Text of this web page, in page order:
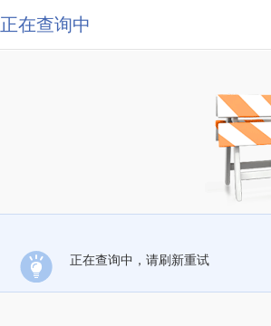
正在查询中
正在查询中，请刷新重试